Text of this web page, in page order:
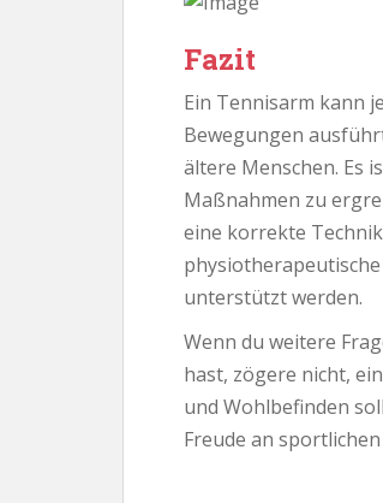
Fazit
Ein Tennisarm kann
Bewegungen
ältere Menschen. Es
Maßnahmen zu
eine korrekte
unterstützt werden.
Wenn du weitere
hast, zögere nicht,
und Wohlbefinden
Freude an